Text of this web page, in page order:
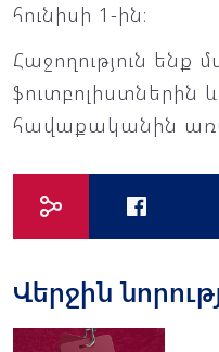
հունիսի 1-ին։
Հաջողություն ենք
հավաքականին
Վերջին